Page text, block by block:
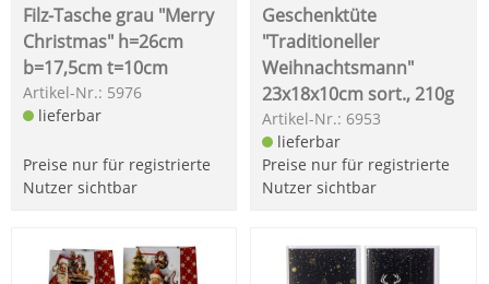
Filz-Tasche grau "Merry
Christmas" h=26cm
b=17,5cm t=10cm
Artikel-Nr.: 5976
lieferbar
Preise nur für registrierte
Nutzer sichtbar
Geschenktüte
"Traditioneller
Weihnachtsmann"
23x18x10cm sort., 210g
Artikel-Nr.: 6953
lieferbar
Preise nur für registrierte
Nutzer sichtbar